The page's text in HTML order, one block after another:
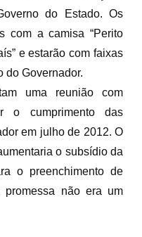
do Estado. Os
com a camisa “Perito
e estarão com faixas
do Governador.
uma reunião com
o cumprimento das
em julho de 2012. O
o subsídio da
o preenchimento de
não era um